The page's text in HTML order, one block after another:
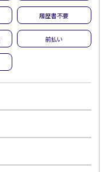
履歴書不要
前払い